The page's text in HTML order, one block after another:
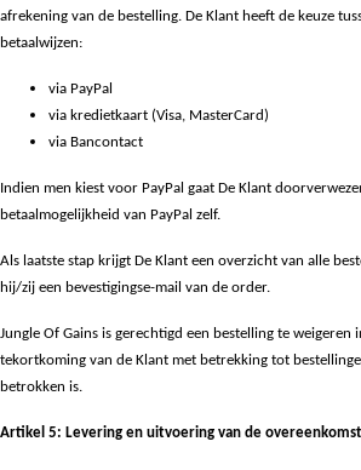
afrekening van de bestelling. De Klant heeft de keuze
betaalwijzen:
via PayPal
via kredietkaart (Visa, MasterCard)
via Bancontact
Indien men kiest voor PayPal gaat De Klant
betaalmogelijkheid van PayPal zelf.
Als laatste stap krijgt De Klant een overzicht van alle
hij/zij een bevestigingse-mail van de order.
Jungle Of Gains is gerechtigd een bestelling te weigeren
tekortkoming van de Klant met betrekking tot
betrokken is.
Artikel 5: Levering en uitvoering van de overeenkomst